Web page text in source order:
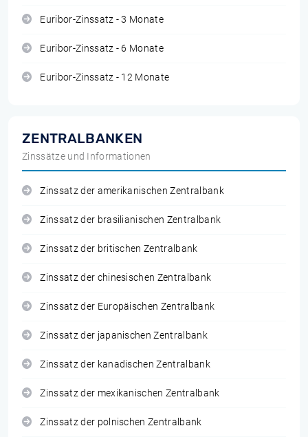
Euribor-Zinssatz - 3 Monate
Euribor-Zinssatz - 6 Monate
Euribor-Zinssatz - 12 Monate
ZENTRALBANKEN
Zinssätze und Informationen
Zinssatz der amerikanischen Zentralbank
Zinssatz der brasilianischen Zentralbank
Zinssatz der britischen Zentralbank
Zinssatz der chinesischen Zentralbank
Zinssatz der Europäischen Zentralbank
Zinssatz der japanischen Zentralbank
Zinssatz der kanadischen Zentralbank
Zinssatz der mexikanischen Zentralbank
Zinssatz der polnischen Zentralbank